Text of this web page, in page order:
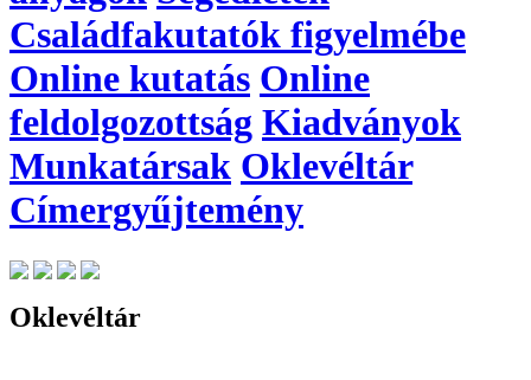
Családfakutatók figyelmébe
Online kutatás Online
feldolgozottság Kiadványok
Munkatársak Oklevéltár
Címergyűjtemény
Oklevéltár